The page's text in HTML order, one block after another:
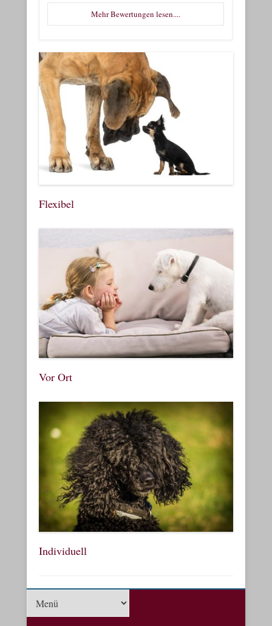
Mehr Bewertungen lesen....
Flexibel
Vor Ort
Individuell